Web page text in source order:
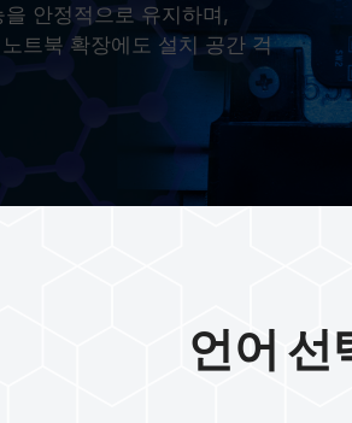
안정적으로 유지하며,
트북 확장에도 설치 공간 걱
언어 선